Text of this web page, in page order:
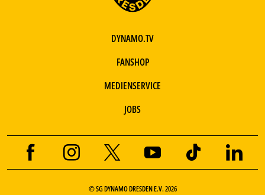
DYNAMO.TV
FANSHOP
MEDIENSERVICE
JOBS
© SG DYNAMO DRESDEN E.V. 2026